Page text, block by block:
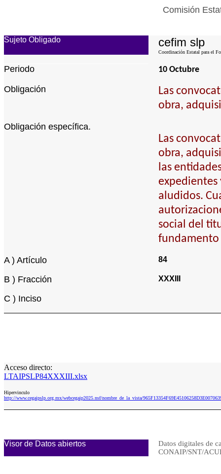
Comisión
Sujeto Obligado cefim slp
Coordinación Estatal para el
Periodo 10 Octubre
Obligación
Las
obra,
Obligación específica.
Las
obra,
las
expedientes
aludidos.
social del
fundamento
A ) Artículo 84
B ) Fracción XXXIII
C ) Inciso
Acceso directo:
LTAIPSLP84XXXIII.xlsx
Hipervinculo
http://www.cegaipslp.org.mx/webcegaip2025.nsf/nombre_de_la_vista/
Visor de Datos abiertos
Datos digitales de
CONAIP/SNT/